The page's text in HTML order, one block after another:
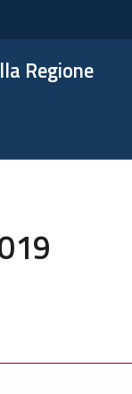
Regione